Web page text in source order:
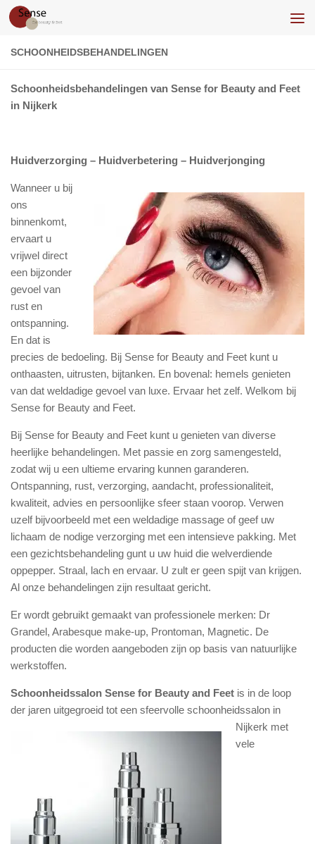
Doorgaan naar inhoud
SCHOONHEIDSBEHANDELINGEN
Schoonheidsbehandelingen van Sense for Beauty and Feet
in Nijkerk
Huidverzorging – Huidverbetering – Huidverjonging
Wanneer u bij
ons
binnenkomt,
ervaart u
vrijwel direct
een bijzonder
gevoel van
rust en
ontspanning.
En dat is
precies de bedoeling. Bij Sense for Beauty and Feet kunt u
onthaasten, uitrusten, bijtanken. En bovenal: hemels genieten
van dat weldadige gevoel van luxe. Ervaar het zelf. Welkom bij
Sense for Beauty and Feet.
Bij Sense for Beauty and Feet kunt u genieten van diverse
heerlijke behandelingen. Met passie en zorg samengesteld,
zodat wij u een ultieme ervaring kunnen garanderen.
Ontspanning, rust, verzorging, aandacht, professionaliteit,
kwaliteit, advies en persoonlijke sfeer staan voorop. Verwen
uzelf bijvoorbeeld met een weldadige massage of geef uw
lichaam de nodige verzorging met een intensieve pakking. Met
een gezichtsbehandeling gunt u uw huid die welverdiende
oppepper. Straal, lach en ervaar. U zult er geen spijt van krijgen.
Al onze behandelingen zijn resultaat gericht.
Er wordt gebruikt gemaakt van professionele merken: Dr
Grandel, Arabesque make-up, Prontoman, Magnetic. De
producten die worden aangeboden zijn op basis van natuurlijke
werkstoffen.
Schoonheidssalon Sense for Beauty and Feet is in de loop
der jaren uitgegroeid tot een sfeervolle schoonheidssalon in
Nijkerk met
vele